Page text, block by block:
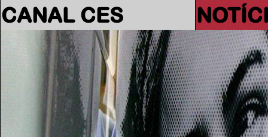
CANAL CES